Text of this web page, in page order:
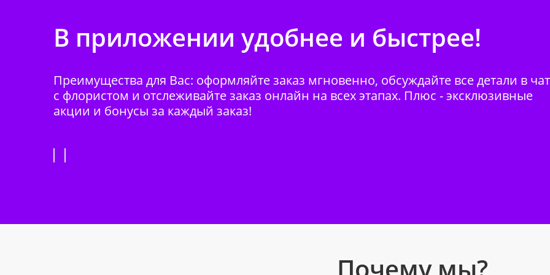
В приложении удобнее и быстрее!
Преимущества для Вас: оформляйте заказ мгновенно, обсуждайте все детали в
с флористом и отслеживайте заказ онлайн на всех этапах. Плюс - эксклюзивные
акции и бонусы за каждый заказ!